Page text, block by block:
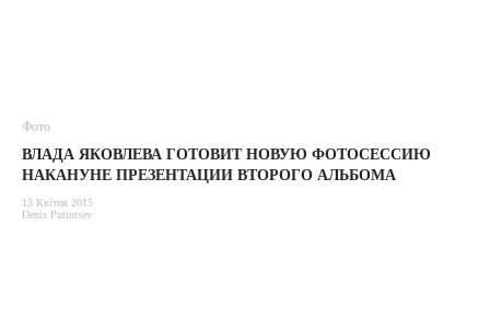
Фото
ВЛАДА ЯКОВЛЕВА ГОТОВИТ НОВУЮ ФОТОСЕССИЮ
НАКАНУНЕ ПРЕЗЕНТАЦИИ ВТОРОГО АЛЬБОМА
13 Квітня 2015
Denis Putintsev